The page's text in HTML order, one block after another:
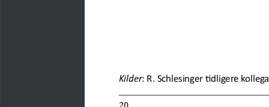
20
Kilder: R. Schlesinger tidligere